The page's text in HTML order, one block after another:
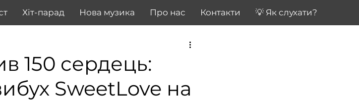
Хіт-парад Нова музика Про нас Контакти 💡 Як слухати?
150 сердець:
SweetLove на